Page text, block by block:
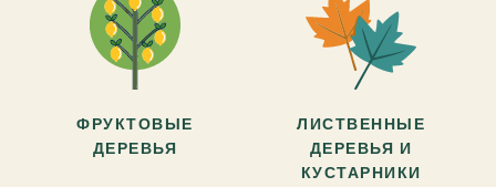
ФРУКТОВЫЕ
ДЕРЕВЬЯ
ЛИСТВЕННЫЕ
ДЕРЕВЬЯ И
КУСТАРНИКИ